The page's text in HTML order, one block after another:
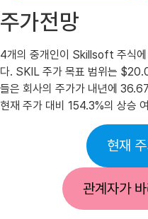
주가전망
4개의 중개인이 Skillsoft 주식에
다. SKIL 주가 목표 범위는
들은 회사의 주가가 내년에
현재 주가 대비 154.3%의 상승
현재
관계자가